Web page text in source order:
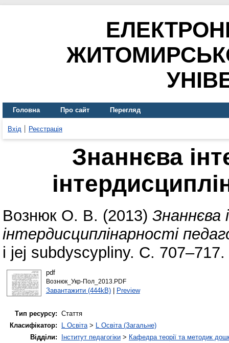
Головна Про сайт Перегляд
Вхід Реєстрація
Знаннєва
Вознюк О. В. (2013) Знаннєва
інтердисциплінарності
i jej subdyscypliny. С. 707–717.
pdf
Вознюк_Укр-Пол_2013.PDF
Завантажити (444kB)| Preview
Тип ресурсу: Стаття
Класифікатор:
L Освіта> L Освіта (Загальне)
Відділи:
Інститут педагогіки > Кафедра теорії та методик